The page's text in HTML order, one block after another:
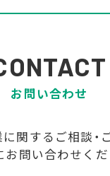
お問い合わせ
関するご相談・
お問い合わせくだ